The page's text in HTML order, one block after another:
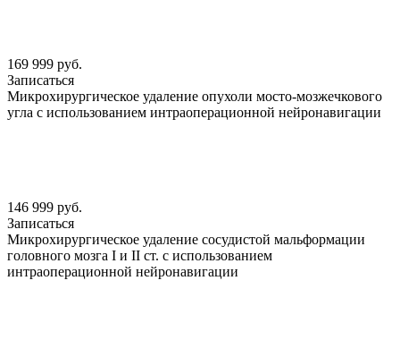
169 999 руб.
Записаться
Микрохирургическое удаление опухоли мосто-мозжечкового
угла с использованием интраоперационной нейронавигации
146 999 руб.
Записаться
Микрохирургическое удаление сосудистой мальформации
головного мозга I и II ст. с использованием
интраоперационной нейронавигации